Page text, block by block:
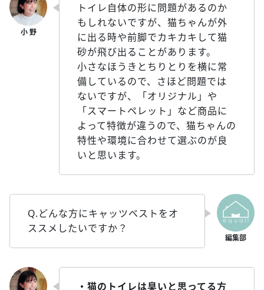
トイレ自体の形に問題があるのか
もしれないですが、猫ちゃんが外
に出る時や前脚でカキカキして猫
砂が飛び出ることがあります。
小さなほうきとちりとりを横に常
備しているので、さほど問題では
ないですが、「オリジナル」や
「スマートペレット」など商品に
よって特徴が違うので、猫ちゃんの
特性や環境に合わせて選ぶのが良
いと思います。
Q.どんな方にキャッツベストをオ
ススメしたいですか？
・猫のトイレは臭いと思ってる方